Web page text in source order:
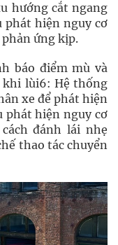
hướng cắt ngang
phát hiện nguy cơ
ứng kịp.
báo điểm mù và
khi lùi6: Hệ thống
xe để phát hiện
phát hiện nguy cơ
đánh lái nhẹ
thao tác chuyển